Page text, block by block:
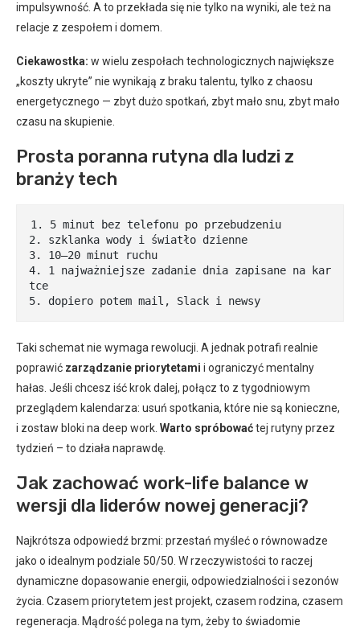
impulsywność. A to przekłada się nie tylko na wyniki, ale też na
relacje z zespołem i domem.
Ciekawostka: w wielu zespołach technologicznych największe
„koszty ukryte” nie wynikają z braku talentu, tylko z chaosu
energetycznego — zbyt dużo spotkań, zbyt mało snu, zbyt mało
czasu na skupienie.
Prosta poranna rutyna dla ludzi z
branży tech
1. 5 minut bez telefonu po przebudzeniu
2. szklanka wody i światło dzienne
3. 10–20 minut ruchu
4. 1 najważniejsze zadanie dnia zapisane na kar
tce
5. dopiero potem mail, Slack i newsy
Taki schemat nie wymaga rewolucji. A jednak potrafi realnie
poprawić zarządzanie priorytetami i ograniczyć mentalny
hałas. Jeśli chcesz iść krok dalej, połącz to z tygodniowym
przeglądem kalendarza: usuń spotkania, które nie są konieczne,
i zostaw bloki na deep work. Warto spróbowaćtej rutyny przez
tydzień – to działa naprawdę.
Jak zachować work-life balance w
wersji dla liderów nowej generacji?
Najkrótsza odpowiedź brzmi: przestań myśleć o równowadze
jako o idealnym podziale 50/50. W rzeczywistości to raczej
dynamiczne dopasowanie energii, odpowiedzialności i sezonów
życia. Czasem priorytetem jest projekt, czasem rodzina, czasem
regeneracja. Mądrość polega na tym, żeby to świadomie